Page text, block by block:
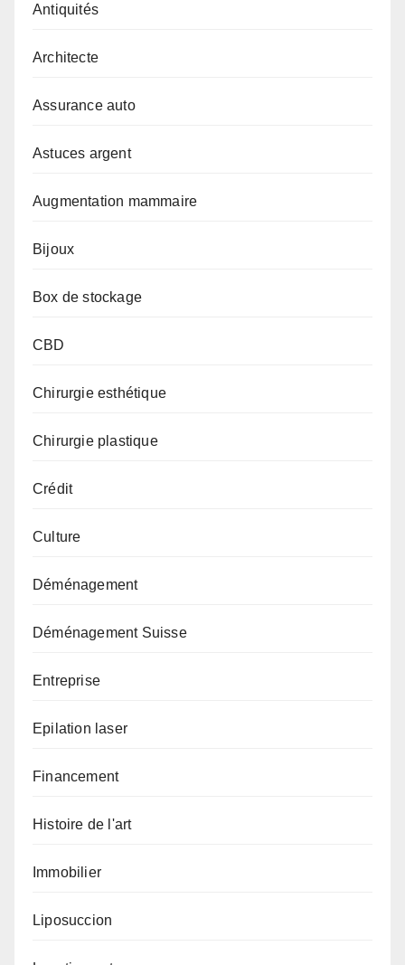
Antiquités
Architecte
Assurance auto
Astuces argent
Augmentation mammaire
Bijoux
Box de stockage
CBD
Chirurgie esthétique
Chirurgie plastique
Crédit
Culture
Déménagement
Déménagement Suisse
Entreprise
Epilation laser
Financement
Histoire de l'art
Immobilier
Liposuccion